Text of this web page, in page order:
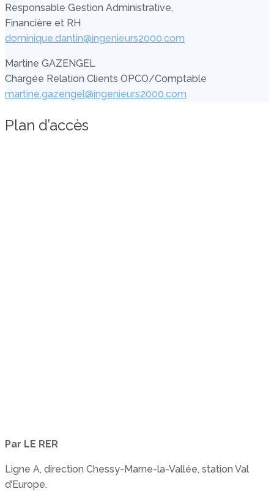
Responsable Gestion Administrative,
Financière et RH
dominique.dantin@ingenieurs2000.com
Martine GAZENGEL
Chargée Relation Clients OPCO/Comptable
martine.gazengel@ingenieurs2000.com
Plan d’accès
Par LE RER
Ligne A, direction Chessy-Marne-la-Vallée, station Val
d’Europe.